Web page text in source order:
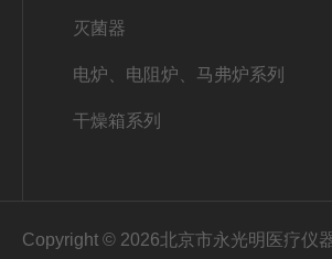
灭菌器
电炉、电阻炉、马弗炉系列
干燥箱系列
Copyright © 2026北京市永光明医疗